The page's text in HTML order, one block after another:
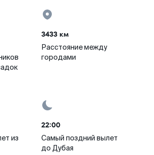
3433 км
Расстояние между
городами
из
22:00
Самый поздний вылет
до Дубая